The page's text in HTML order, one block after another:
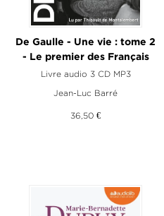
De Gaulle - Une vie : tome 2
- Le premier des Français
Livre audio 3 CD MP3
Jean-Luc Barré
36,50 €